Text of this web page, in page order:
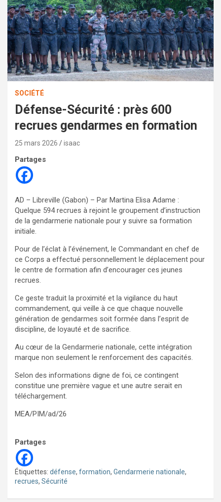
SOCIÉTÉ
Défense-Sécurité : près 600
recrues gendarmes en formation
25 mars 2026 isaac
Partages
AD – Libreville (Gabon) – Par Martina Elisa Adame :
Quelque 594 recrues à rejoint le groupement d’instruction
de la gendarmerie nationale pour y suivre sa formation
initiale.
Pour de l’éclat à l’événement, le Commandant en chef de
ce Corps a effectué personnellement le déplacement pour
le centre de formation afin d’encourager ces jeunes
recrues.
Ce geste traduit la proximité et la vigilance du haut
commandement, qui veille à ce que chaque nouvelle
génération de gendarmes soit formée dans l’esprit de
discipline, de loyauté et de sacrifice.
Au cœur de la Gendarmerie nationale, cette intégration
marque non seulement le renforcement des capacités.
Selon des informations digne de foi, ce contingent
constitue une première vague et une autre serait en
téléchargement.
MEA/PIM/ad/26
Partages
Étiquettes: défense, formation, Gendarmerie nationale,
recrues, Sécurité